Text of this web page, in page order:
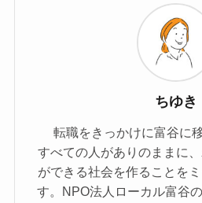
ちゆき
転職をきっかけに富谷に
すべての人がありのままに
ができる社会を作ることを
す。NPO法人ローカル富谷